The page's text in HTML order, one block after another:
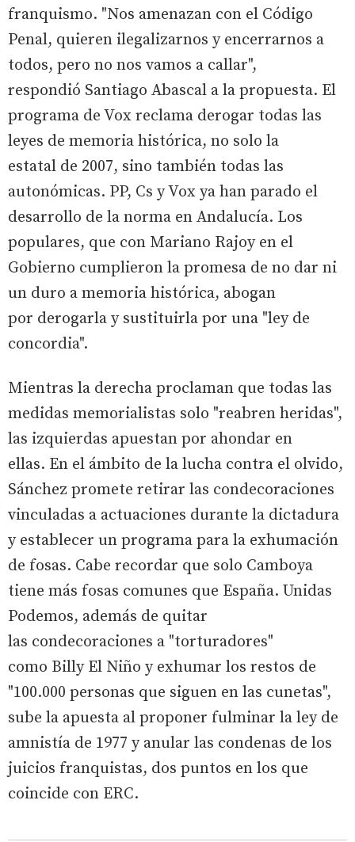
franquismo. "Nos amenazan con el Código
Penal, quieren ilegalizarnos y encerrarnos a
todos, pero no nos vamos a callar",
respondió Santiago Abascal a la propuesta. El
programa de Vox reclama derogar todas las
leyes de memoria histórica, no solo la
estatal de 2007, sino también todas las
autonómicas. PP, Cs y Vox ya han parado el
desarrollo de la norma en Andalucía. Los
populares, que con Mariano Rajoy en el
Gobierno cumplieron la promesa de no dar ni
un duro a memoria histórica, abogan
por derogarla y sustituirla por una "ley de
concordia".
Mientras la derecha proclaman que todas las
medidas memorialistas solo "reabren heridas",
las izquierdas apuestan por ahondar en
ellas. En el ámbito de la lucha contra el olvido,
Sánchez promete retirar las condecoraciones
vinculadas a actuaciones durante la dictadura
y establecer un programa para la exhumación
de fosas. Cabe recordar que solo Camboya
tiene más fosas comunes que España. Unidas
Podemos, además de quitar
las condecoraciones a "torturadores"
como Billy El Niño y exhumar los restos de
"100.000 personas que siguen en las cunetas",
sube la apuesta al proponer fulminar la ley de
amnistía de 1977 y anular las condenas de los
juicios franquistas, dos puntos en los que
coincide con ERC.